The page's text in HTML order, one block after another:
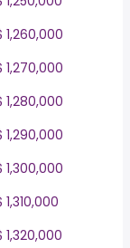
1,260,000
1,270,000
1,280,000
1,290,000
1,300,000
1,310,000
1,320,000